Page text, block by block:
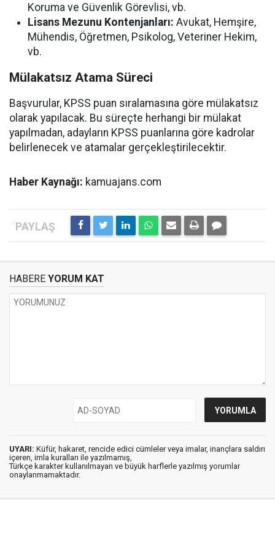
Koruma ve Güvenlik Görevlisi, vb.
Lisans Mezunu Kontenjanları: Avukat, Hemşire,
Mühendis, Öğretmen, Psikolog, Veteriner Hekim,
vb.
Mülakatsız Atama Süreci
Başvurular, KPSS puan sıralamasına göre mülakatsız
olarak yapılacak. Bu süreçte herhangi bir mülakat
yapılmadan, adayların KPSS puanlarına göre kadrolar
belirlenecek ve atamalar gerçekleştirilecektir.
Haber Kaynağı: kamuajans.com
HABERE YORUM KAT
UYARI: Küfür, hakaret, rencide edici cümleler veya imalar, inançlara saldırı
içeren, imla kuralları ile yazılmamış,
Türkçe karakter kullanılmayan ve büyük harflerle yazılmış yorumlar
onaylanmamaktadır.